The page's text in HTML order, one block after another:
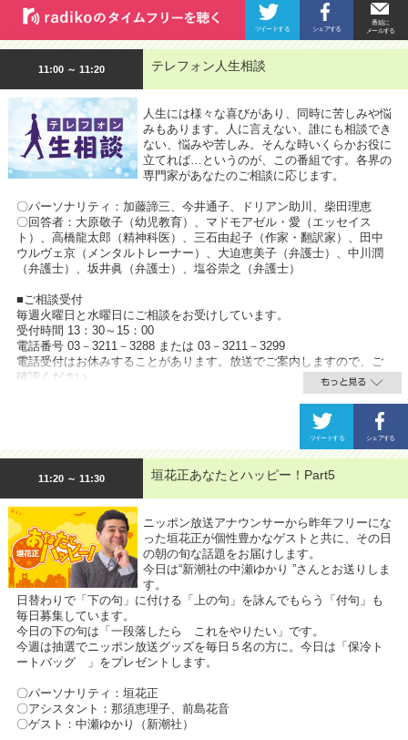
11:00 ～ 11:20 テレフォン人生相談
人生には様々な喜びがあり、同時に苦しみや悩
みもあります。人に言えない、誰にも相談でき
ない、悩みや苦しみ。そんな時いくらかお役に
立てれば…というのが、この番組です。各界の
専門家があなたのご相談に応じます。
〇パーソナリティ：加藤諦三、今井通子、ドリアン助川、柴田理恵
〇回答者：大原敬子（幼児教育）、マドモアゼル・愛（エッセイス
ト）、高橋龍太郎（精神科医）、三石由起子（作家・翻訳家）、田中
ウルヴェ京（メンタルトレーナー）、大迫恵美子（弁護士）、中川潤
（弁護士）、坂井眞（弁護士）、塩谷崇之（弁護士）
■ご相談受付
毎週火曜日と水曜日にご相談をお受けしています。
受付時間 13：30～15：00
電話番号 03－3211－3288 または 03－3211－3299
電話受付はお休みすることがあります。放送でご案内しますので、ご
確認ください。
11:20 ～ 11:30 垣花正あなたとハッピー！Part5
ニッポン放送アナウンサーから昨年フリーにな
った垣花正が個性豊かなゲストと共に、その日
の朝の旬な話題をお届けします。
今日は“新潮社の中瀬ゆかり ”さんとお送りしま
す。
日替わりで「下の句」に付ける「上の句」を詠んでもらう「付句」も
毎日募集しています。
今日の下の句は「一段落したら これをやりたい」です。
今週は抽選でニッポン放送グッズを毎日５名の方に。今日は「保冷ト
ートバッグ 」をプレゼントします。
〇パーソナリティ：垣花正
〇アシスタント：那須恵理子、前島花音
〇ゲスト：中瀬ゆかり（新潮社）